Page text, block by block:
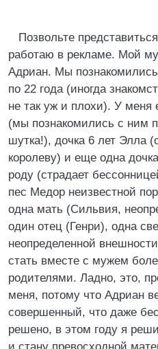
Позвольте
работаю в рекламе. Мой
Адриан. Мы
по 22 года (иногда
не так уж и плохи). У меня
(мы познакомились с ним
шутка!), дочка 6 лет Элла
королеву) и еще одна
роду (страдает
пес Медор неизвестной
одна мать (Сильвия,
один отец (Генри), одна
неопределенной
стать вместе с мужем
родителями. Ладно, это,
меня, потому что Адриан
совершенный, что даже
решено, в этом году я